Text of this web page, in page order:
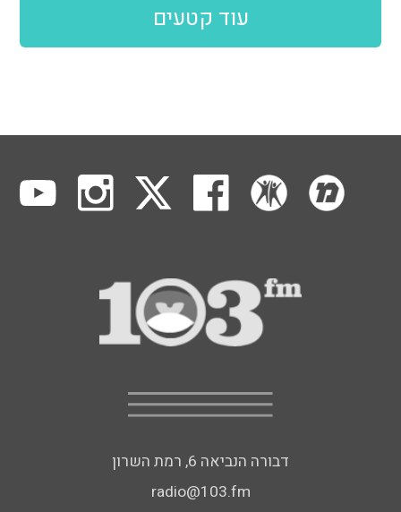
עוד קטעים
דבורה הנביאה 6, רמת השרון
radio@103.fm